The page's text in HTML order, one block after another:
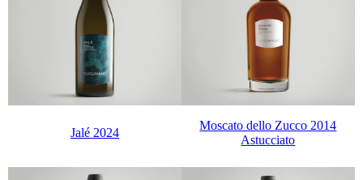
Jalé 2024
Moscato dello Zucco 2014
Astucciato